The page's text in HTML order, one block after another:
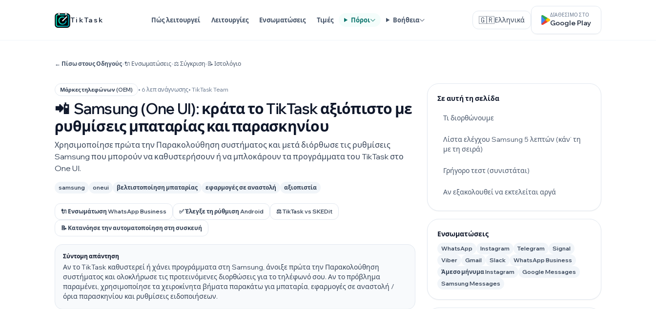
TikTask Πώς λειτουργεί Λειτουργίες Ενσωματώσεις Τιμές Πόροι Βοήθεια 🇬🇷Ελληνικά
ΔΙΑΘΈΣΙΜΟ ΣΤΟ
Google Play
← Πίσω στους Οδηγούς•🔌 Ενσωματώσεις•⚖️ Σύγκριση•📝 Ιστολόγιο
Μάρκες τηλεφώνων (OEM) • 6 λεπ ανάγνωσης• TikTask Team
📲 Samsung (One UI): κράτα το TikTask αξιόπιστο με
ρυθμίσεις μπαταρίας και παρασκηνίου
Χρησιμοποίησε πρώτα την Παρακολούθηση συστήματος και μετά διόρθωσε τις ρυθμίσεις
Samsung που μπορούν να καθυστερήσουν ή να μπλοκάρουν τα προγράμματα του TikTask στο
One UI.
samsung oneui βελτιστοποίηση μπαταρίας εφαρμογές σε αναστολή αξιοπιστία
🔌 Ενσωμάτωση WhatsApp Business ✅ Έλεγξε τη ρύθμιση Android ⚖️ TikTask vs SKEDit
📝 Κατανόησε την αυτοματοποίηση στη συσκευή
Σύντομη απάντηση
Αν το TikTask καθυστερεί ή χάνει προγράμματα στη Samsung, άνοιξε πρώτα την Παρακολούθηση
συστήματος και ολοκλήρωσε τις προτεινόμενες διορθώσεις για το τηλέφωνό σου. Αν το πρόβλημα
παραμένει, χρησιμοποίησε τα χειροκίνητα βήματα παρακάτω για μπαταρία, εφαρμογές σε αναστολή /
όρια παρασκηνίου και ρυθμίσεις ειδοποιήσεων.
Σε αυτή τη σελίδα
Τι διορθώνουμε
Λίστα ελέγχου Samsung 5 λεπτών (κάν’ τη
με τη σειρά)
Γρήγορο τεστ (συνιστάται)
Αν εξακολουθεί να εκτελείται αργά
Ενσωματώσεις
WhatsApp Instagram Telegram
Signal
Viber
Gmail Slack
WhatsApp Business
Άμεσο μήνυμα Instagram
Google Messages
Samsung Messages